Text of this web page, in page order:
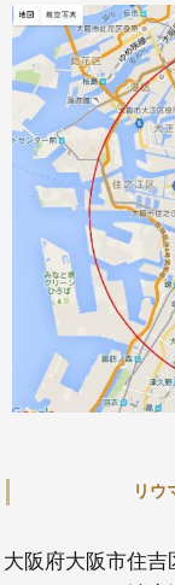
リウ
大阪府大阪市住